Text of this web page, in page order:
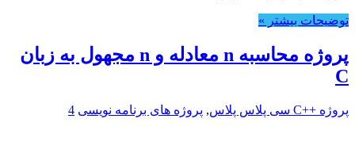
توضیحات بیشتر »
پروژه محاسبه n معادله و n مجهول به زبان
C
پروژه ++C سی پلاس پلاس , پروژه های برنامه نویسی 4